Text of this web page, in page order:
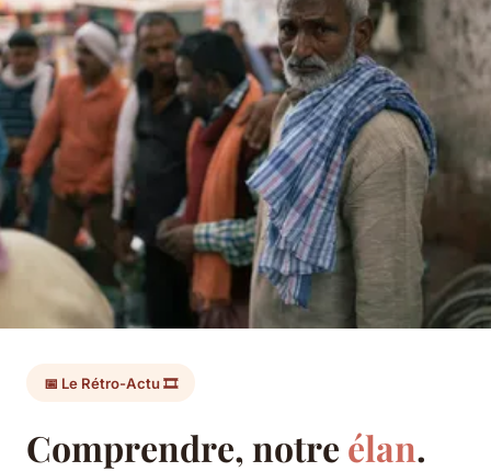
📅 Le Rétro-Actu 🎞️
Comprendre, notre élan.